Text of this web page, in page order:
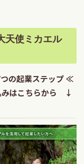
天使ミカエル
の起業ステップ ≪
みはこちらから ↓